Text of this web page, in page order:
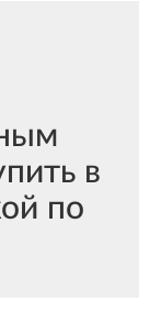
в
по